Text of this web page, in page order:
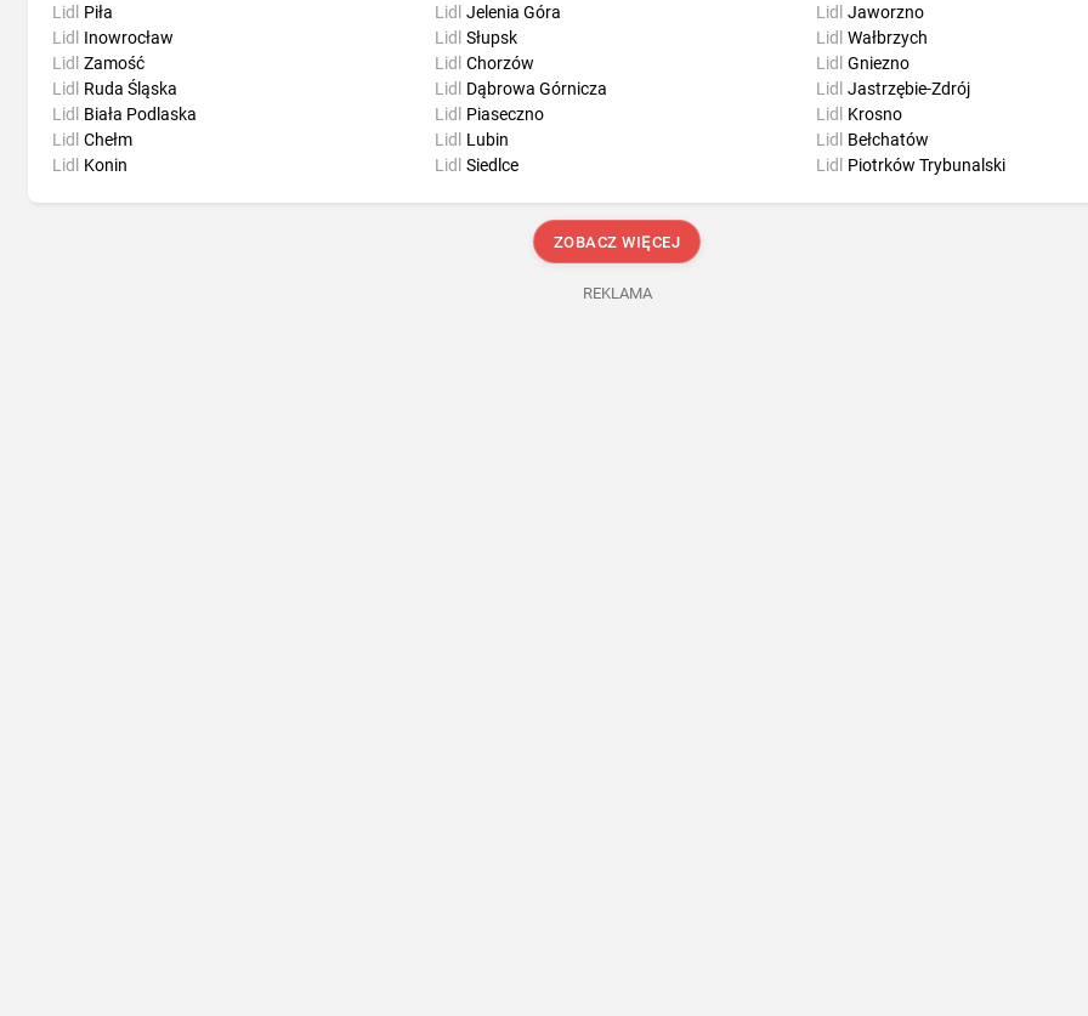
Lidl Piła
Lidl Inowrocław
Lidl Zamość
Lidl Jelenia Góra
Lidl Słupsk
Lidl Chorzów
Lidl Jaworzno
Lidl Wałbrzych
Lidl Gniezno
Lidl Ruda Śląska
Lidl Biała Podlaska
Lidl Chełm
Lidl Konin
Lidl Dąbrowa Górnicza
Lidl Piaseczno
Lidl Lubin
Lidl Siedlce
Lidl Jastrzębie-Zdrój
Lidl Krosno
Lidl Bełchatów
Lidl Piotrków Trybunalski
ZOBACZ WIĘCEJ
REKLAMA